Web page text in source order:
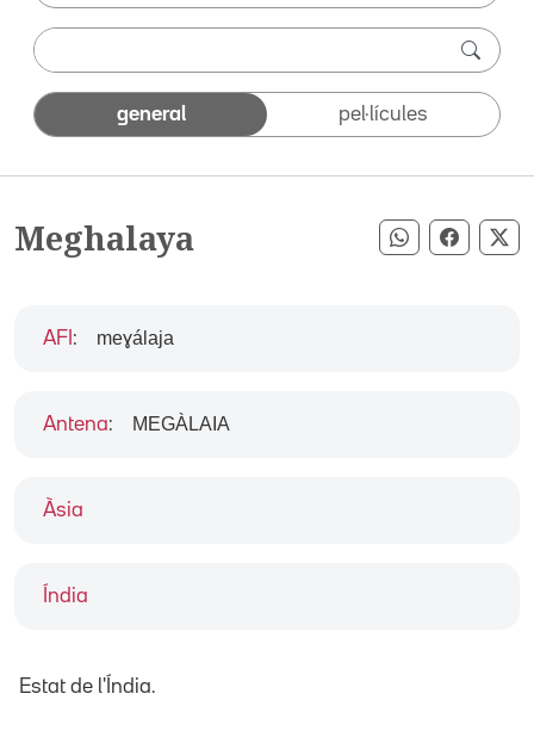
general pel·lícules
Meghalaya Compartir
Àsia
Índia
AFI : meɣálaja
Antena: MEGÀLAIA
Estat de l'Índia.